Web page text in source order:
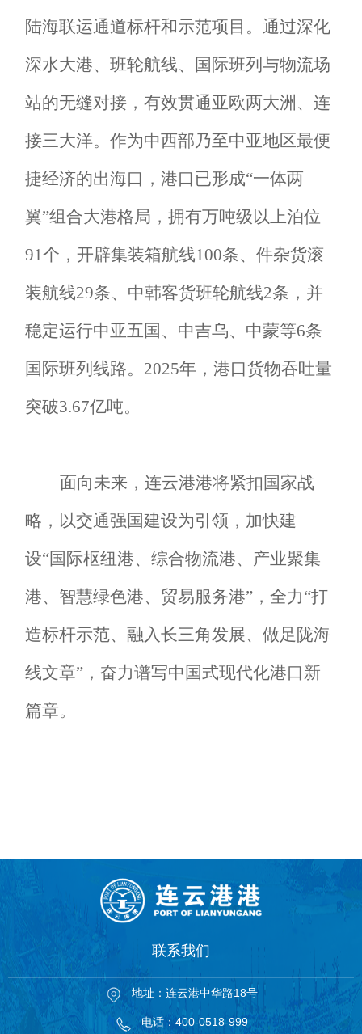
陆海联运通道标杆和示范项目 。通过深化
深水大港、班轮航线、国际班列与物流场
站的无缝对接，有效贯通亚欧两大洲 、连
接三大洋。作为中西部乃至中亚地区最便
捷经济的出海口，港口已形成“一体两
翼”组合大港格局，拥有万吨级以上泊位
91个，开辟集装箱航线100条、件杂货滚
装航线29条、 中韩客货班轮航线2条， 并
稳定运行中亚五国、中吉乌、中蒙等6条
国际班列线路。 2025年 ，港口货物吞吐量
突破3.67亿吨。
面向未来，连云港港将紧扣国家战
略，以交通强国建设为引领，加快建
设“国际枢纽港、综合物流港、产业聚集
港、智慧绿色港、贸易服务港”，全力“打
造标杆示范、融入长三角发展、做足陇海
线文章”，奋力谱写中国式现代化港口新
篇章。
联系我们
地址：连云港中华路18号
电话：400-0518-999